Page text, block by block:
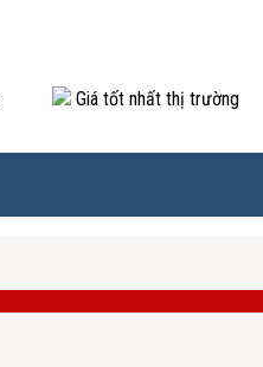
Giá tốt nhất thị trường